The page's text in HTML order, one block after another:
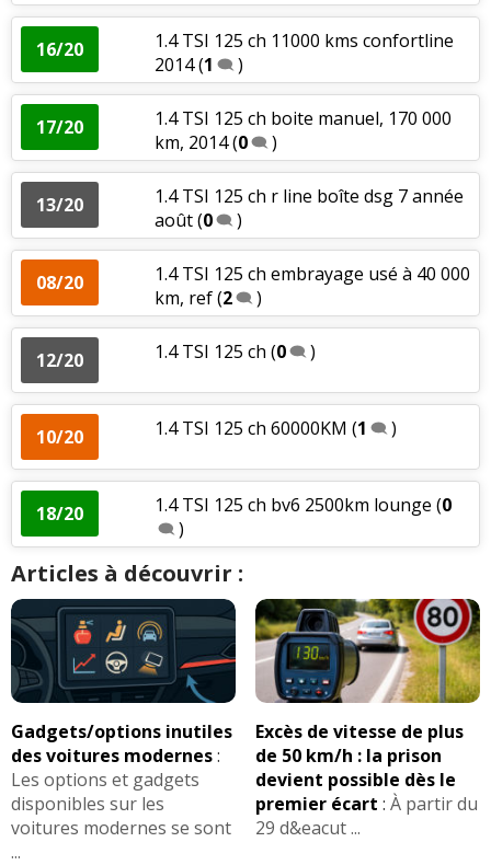
16/20
1.4 TSI 125 ch 11000 kms confortline
2014(1 )
17/20
1.4 TSI 125 ch boite manuel, 170 000
km, 2014(0 )
13/20
1.4 TSI 125 ch r line boîte dsg 7 année
août(0 )
08/20
1.4 TSI 125 ch embrayage usé à 40 000
km, ref(2 )
12/20 1.4 TSI 125 ch (0 )
10/20 1.4 TSI 125 ch 60000KM (1 )
18/20 1.4 TSI 125 ch bv6 2500km lounge (0
)
Articles à découvrir :
Gadgets/options inutiles
des voitures modernes:
Les options et gadgets
disponibles sur les
voitures modernes se sont
...
Excès de vitesse de plus
de 50 km/h : la prison
devient possible dès le
premier écart : À partir du
29 d&eacut ...